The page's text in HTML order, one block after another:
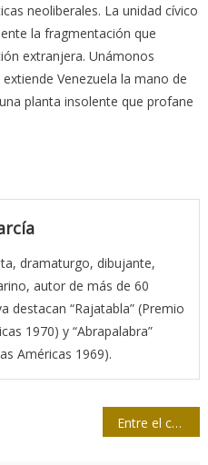
neoliberales. La unidad cívico
la fragmentación que
extranjera. Unámonos
Venezuela la mano de
planta insolente que profane
dramaturgo, dibujante,
autor de más de 60
destacan “Rajatabla” (Premio
1970) y “Abrapalabra”
Américas 1969).
Entre el confesionario y el “big data”